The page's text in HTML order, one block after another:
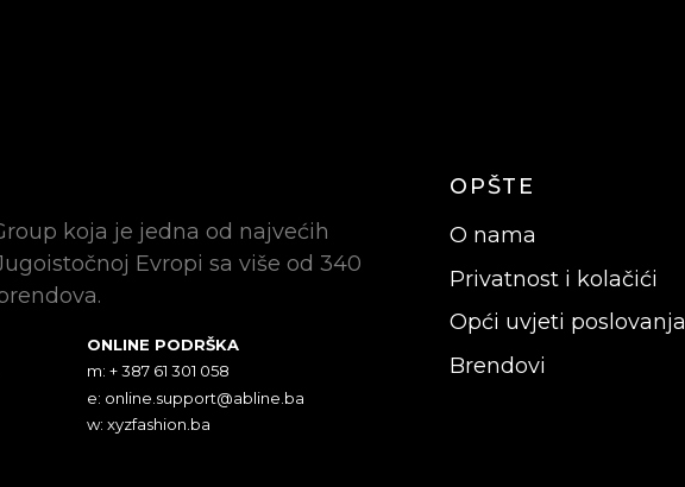
koja je jedna od najvećih
Evropi sa više od 340
ONLINE PODRŠKA
m: + 387 61 301 058
e: online.support@abline.ba
w: xyzfashion.ba
OPŠTE
O nama
Privatnost i kolačići
Opći uvjeti poslovanja
Brendovi